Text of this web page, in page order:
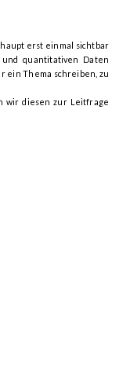
erst einmal sichtbar
quantitativen Daten
ein Thema schreiben, zu
wir diesen zur Leitfrage